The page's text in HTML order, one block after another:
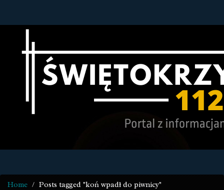
Home Posts tagged "koń wpadł do piwnicy"